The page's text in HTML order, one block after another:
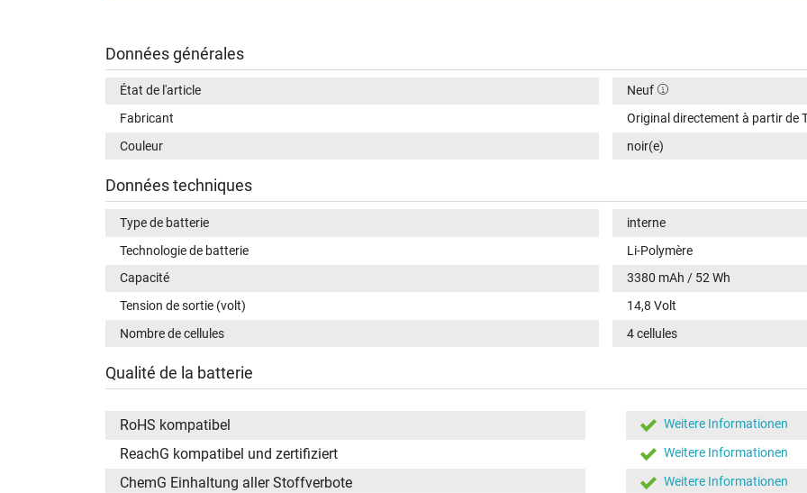
Données générales
État de l'article
Neuf
Fabricant
Original directement à partir de
Couleur
noir(e)
Données techniques
Type de batterie
interne
Technologie de batterie
Li-Polymère
Capacité
3380 mAh / 52 Wh
Tension de sortie (volt)
14,8 Volt
Nombre de cellules
4 cellules
Qualité de la batterie
RoHS kompatibel Weitere Informationen
ReachG kompatibel und zertifiziert Weitere Informationen
ChemG Einhaltung aller Stoffverbote Weitere Informationen